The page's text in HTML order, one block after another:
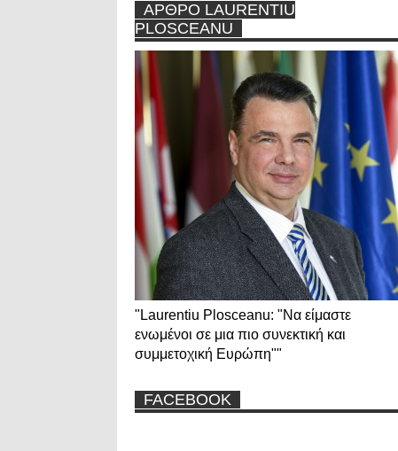
ΑΡΘΡΟ LAURENTIU
PLOSCEANU
"Laurentiu Plosceanu: "Να είμαστε
ενωμένοι σε μια πιο συνεκτική και
συμμετοχική Ευρώπη""
FACEBOOK